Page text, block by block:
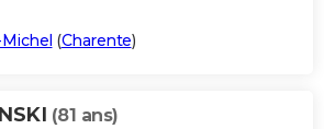
(Charente)
(81 ans)